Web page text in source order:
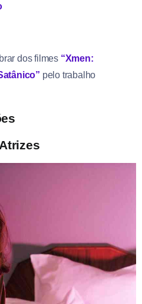
dos filmes “Xmen:
pelo trabalho